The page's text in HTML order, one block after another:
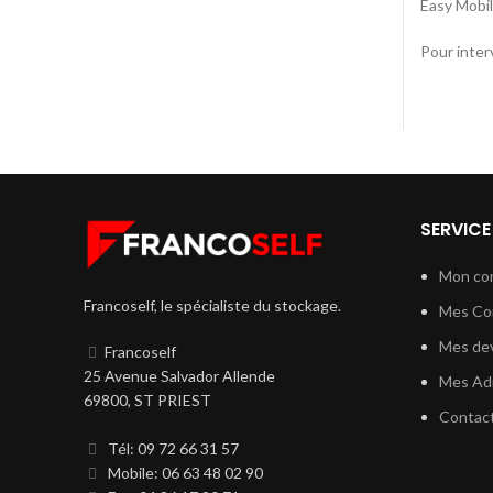
Easy
Pour
Francoself, le spécialiste du stockage.
Francoself
25 Avenue Salvador Allende
69800, ST PRIEST
Tél: 09 72 66 31 57
Mobile: 06 63 48 02 90
Mon
Mes
Mes
Mes